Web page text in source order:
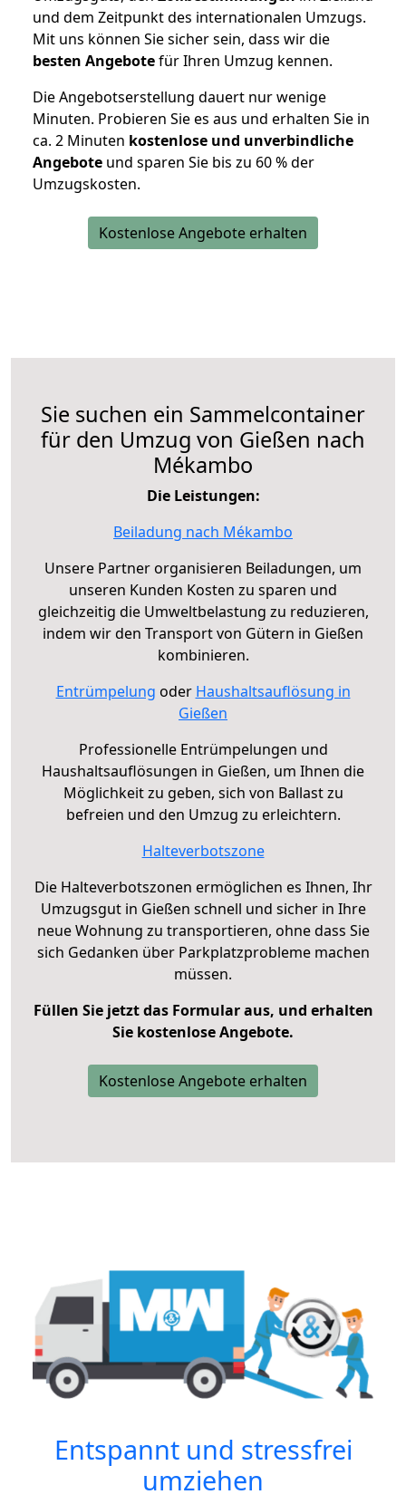
und dem Zeitpunkt des internationalen Umzugs.
Mit uns können Sie sicher sein, dass wir die
besten Angebotefür Ihren Umzug kennen.
Die Angebotserstellung dauert nur wenige
Minuten. Probieren Sie es aus und erhalten Sie in
ca. 2 Minuten kostenlose und unverbindliche
Angebote und sparen Sie bis zu 60 % der
Umzugskosten.
Kostenlose Angebote erhalten
Sie suchen ein Sammelcontainer
für den Umzug von Gießen nach
Mékambo
Die Leistungen:
Beiladung nach Mékambo
Unsere Partner organisieren Beiladungen, um
unseren Kunden Kosten zu sparen und
gleichzeitig die Umweltbelastung zu reduzieren,
indem wir den Transport von Gütern in Gießen
kombinieren.
Entrümpelung oder Haushaltsauflösung in
Gießen
Professionelle Entrümpelungen und
Haushaltsauflösungen in Gießen, um Ihnen die
Möglichkeit zu geben, sich von Ballast zu
befreien und den Umzug zu erleichtern.
Halteverbotszone
Die Halteverbotszonen ermöglichen es Ihnen, Ihr
Umzugsgut in Gießen schnell und sicher in Ihre
neue Wohnung zu transportieren, ohne dass Sie
sich Gedanken über Parkplatzprobleme machen
müssen.
Füllen Sie jetzt das Formular aus, und erhalten
Sie kostenlose Angebote.
Kostenlose Angebote erhalten
Entspannt und stressfrei
umziehen